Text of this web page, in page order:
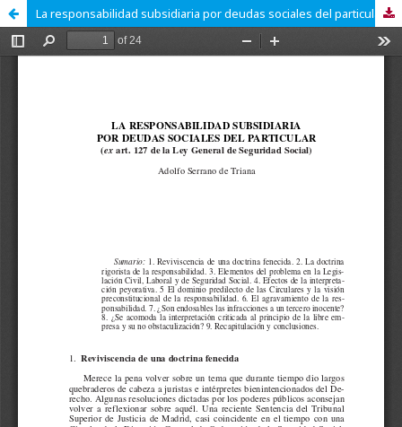
La responsabilidad subsidiaria por deudas sociales del particular